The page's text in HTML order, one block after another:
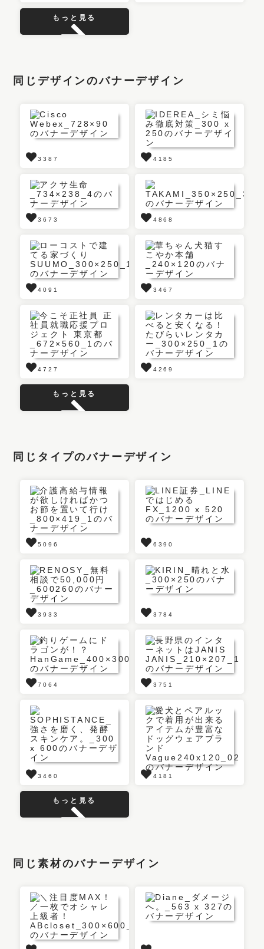
もっと見る
同じデザインのバナーデザイン
3387 4185
3673 4868
4091 3467
4727 4269
もっと見る
同じタイプのバナーデザイン
5096 6390
3933 3784
7064 3751
3460 4181
もっと見る
同じ素材のバナーデザイン